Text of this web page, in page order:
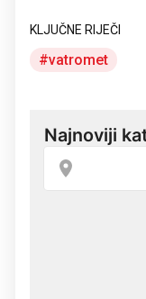
KLJUČNE RIJEČI
vatromet